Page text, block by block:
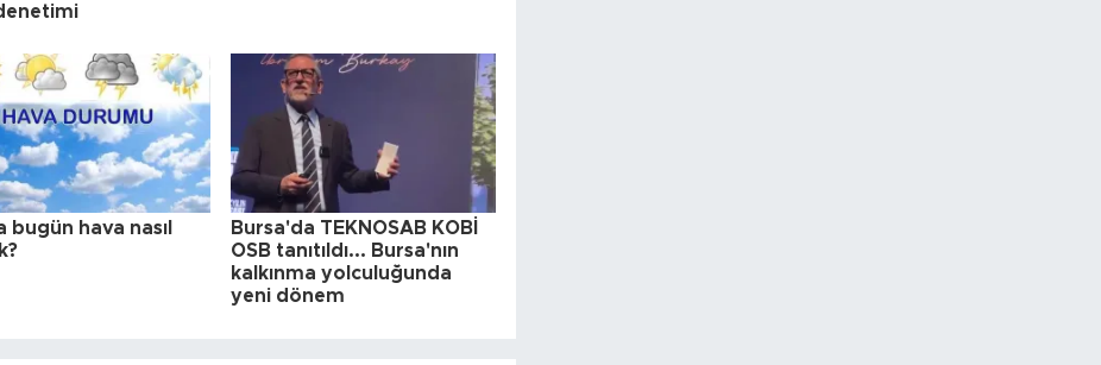
bugün hava nasıl
Bursa'da TEKNOSAB KOBİ
OSB tanıtıldı... Bursa'nın
kalkınma yolculuğunda
yeni dönem